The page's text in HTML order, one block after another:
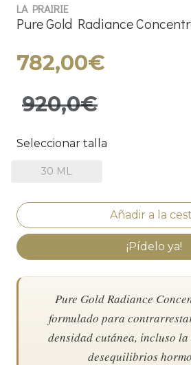
LA PRAIRIE
Pure Gold Radiance
782,00€
920,0€
Seleccionar talla
30 ML
¡Pídelo ya!
Pure Gold Radiance
formulado para
densidad cutánea, incluso
desequilibrios